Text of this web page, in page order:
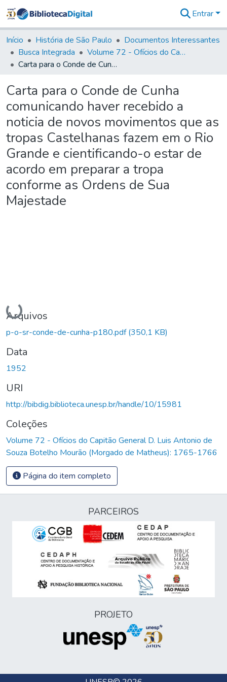
&
Coleções
Tudo na
Biblioteca
Estatísticas
Entrar
Início História de São Paulo
Documentos Interessantes
Busca Integrada
Volume 72 - Ofícios do Capitão General D. Luis Antonio de Souza Botelho Mourão (Morgado de Matheus): 1765-1766
Carta para o Conde de Cunha comunicando haver recebido a noticia de novos movimentos que as tropas Castelhanas fazem em o Rio Grande e cientificando-o estar de acordo em preparar a tropa conforme as Ordens de Sua Majestade
Carta para o Conde de Cunha
comunicando haver recebido a
noticia de novos movimentos que as
tropas Castelhanas fazem em o Rio
Grande e cientificando-o estar de
acordo em preparar a tropa
conforme as Ordens de Sua
Majestade
Carregando...
Arquivos
p-o-sr-conde-de-cunha-p180.pdf(350,1 KB)
Data
1952
URI
http://bibdig.biblioteca.unesp.br/handle/10/15981
Coleções
Volume 72 - Ofícios do Capitão General D. Luis Antonio de
Souza Botelho Mourão (Morgado de Matheus): 1765-1766
Página do item completo
PARCEIROS
PROJETO